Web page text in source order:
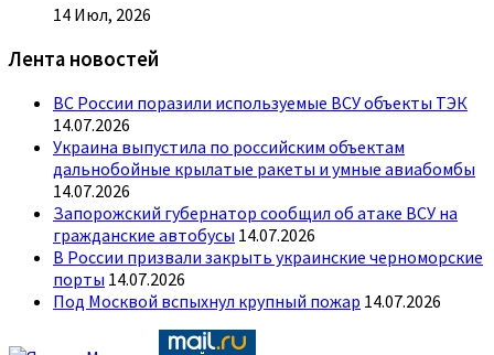
14 Июл, 2026
Лента новостей
ВС России поразили используемые ВСУ объекты ТЭК
14.07.2026
Украина выпустила по российским объектам
дальнобойные крылатые ракеты и умные авиабомбы
14.07.2026
Запорожский губернатор сообщил об атаке ВСУ на
гражданские автобусы 14.07.2026
В России призвали закрыть украинские черноморские
порты 14.07.2026
Под Москвой вспыхнул крупный пожар 14.07.2026